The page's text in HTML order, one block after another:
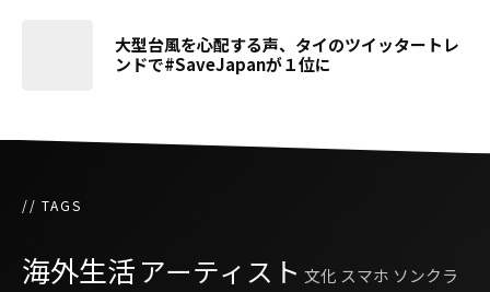
大型台風を心配する声、タイのツイッタートレ
ンドで#SaveJapanが１位に
// TAGS
海外生活アーティスト 文化 スマホ ソンクラ